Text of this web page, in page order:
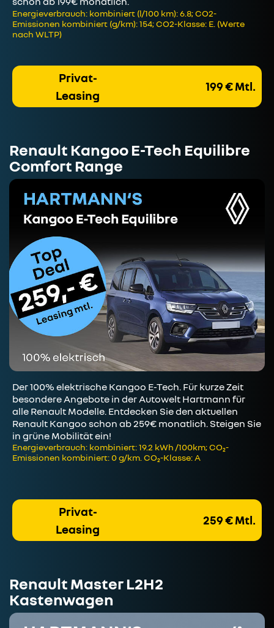
Energieverbrauch: kombiniert (l/100 km): 6.8; CO2-
Emissionen kombiniert (g/km): 154; CO2-Klasse: E. (Werte
nach WLTP)
Privat-
Leasing
199 € Mtl.
Renault Kangoo E-Tech Equilibre
Comfort Range
Der 100% elektrische Kangoo E-Tech. Für kurze Zeit
besondere Angebote in der Autowelt Hartmann für
alle Renault Modelle. Entdecken Sie den aktuellen
Renault Kangoo schon ab 259€ monatlich. Steigen Sie
in grüne Mobilität ein!
Energieverbrauch: kombiniert: 19.2 kWh /100km; CO₂-
Emissionen kombiniert: 0 g/km. CO₂-Klasse: A
Privat-
Leasing
259 € Mtl.
Renault Master L2H2
Kastenwagen